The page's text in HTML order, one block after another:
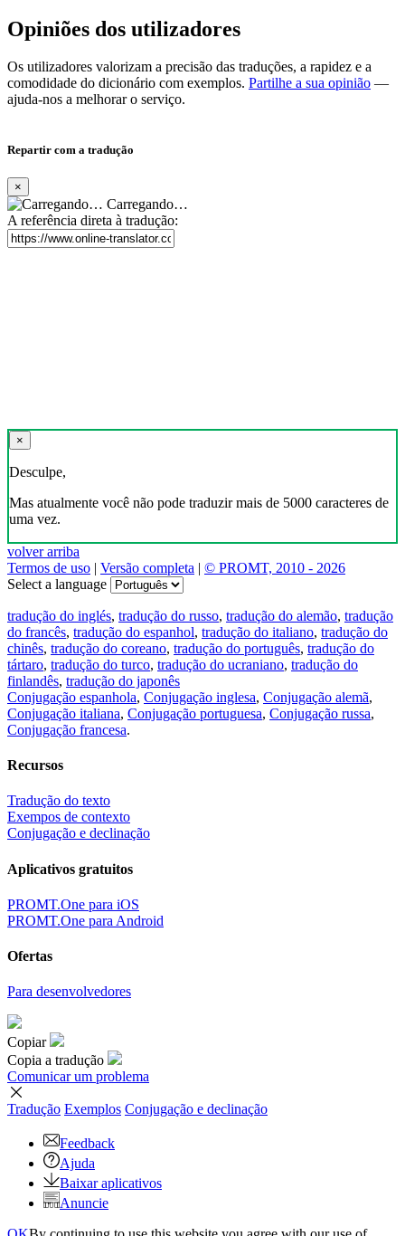
Opiniões dos utilizadores
Os utilizadores valorizam a precisão das traduções, a rapidez e a
comodidade do dicionário com exemplos. Partilhe a sua opinião —
ajuda-nos a melhorar o serviço.
Repartir com a tradução
×
Carregando…
A referência direta à tradução:
×
Desculpe,
Mas atualmente você não pode traduzir mais de 5000 caracteres de
uma vez.
volver arriba
Termos de uso | Versão completa | © PROMT, 2010 - 2026
Select a language
tradução do inglés, tradução do russo, tradução do alemão, tradução
do francês, tradução do espanhol, tradução do italiano, tradução do
chinês, tradução do coreano, tradução do português, tradução do
tártaro, tradução do turco, tradução do ucraniano, tradução do
finlandês, tradução do japonês
Conjugação espanhola, Conjugação inglesa, Conjugação alemã,
Conjugação italiana, Conjugação portuguesa, Conjugação russa,
Conjugação francesa.
Recursos
Tradução do texto
Exempos de contexto
Conjugação e declinação
Aplicativos gratuitos
PROMT.One para iOS
PROMT.One para Android
Ofertas
Para desenvolvedores
Copiar
Copia a tradução
Comunicar um problema
Tradução Exemplos Conjugação e declinação
Feedback
Ajuda
Baixar aplicativos
Anuncie